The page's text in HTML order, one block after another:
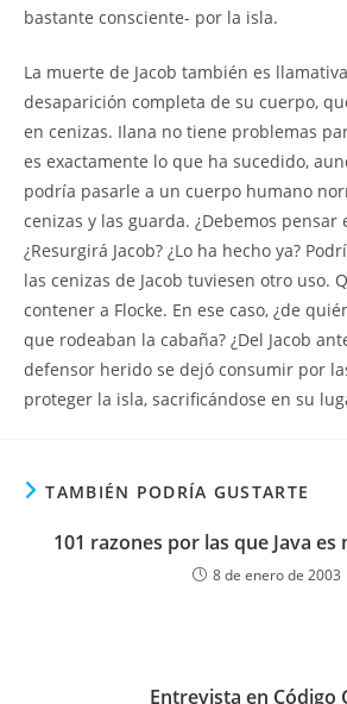
bastante consciente- por la isla.
La muerte de Jacob también es
desaparición completa de su cuerpo,
en cenizas. Ilana no tiene problemas
es exactamente lo que ha sucedido,
podría pasarle a un cuerpo humano
cenizas y las guarda. ¿Debemos pensar
¿Resurgirá Jacob? ¿Lo ha hecho ya?
las cenizas de Jacob tuviesen otro uso.
contener a Flocke. En ese caso, ¿de
que rodeaban la cabaña? ¿Del Jacob
defensor herido se dejó consumir por
proteger la isla, sacrificándose en su
TAMBIÉN PODRÍA GUSTARTE
101 razones por las que Java es
8 de enero de 2003
Entrevista en Código